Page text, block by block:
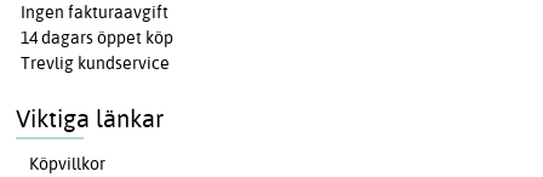
Ingen fakturaavgift
14 dagars öppet köp
Trevlig kundservice
Viktiga länkar
Köpvillkor